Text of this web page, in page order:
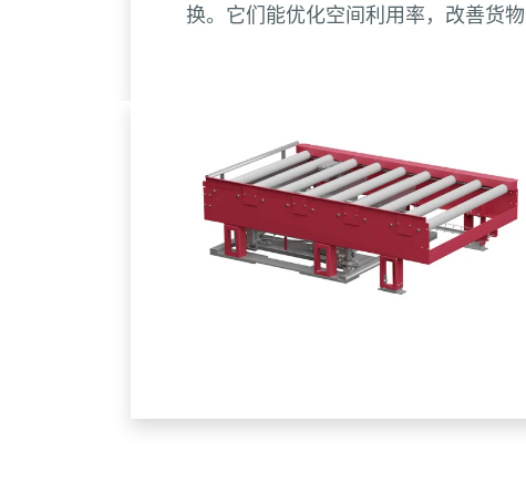
换。它们能优化空间利用率，改善货